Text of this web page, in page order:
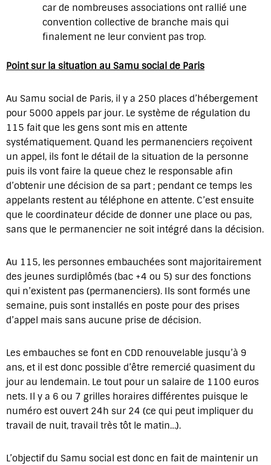
car de nombreuses associations ont rallié une
convention collective de branche mais qui
finalement ne leur convient pas trop.
Point sur la situation au Samu social de Paris
Au Samu social de Paris, il y a 250 places d’hébergement
pour 5000 appels par jour. Le système de régulation du
115 fait que les gens sont mis en attente
systématiquement. Quand les permanenciers reçoivent
un appel, ils font le détail de la situation de la personne
puis ils vont faire la queue chez le responsable afin
d’obtenir une décision de sa part ; pendant ce temps les
appelants restent au téléphone en attente. C’est ensuite
que le coordinateur décide de donner une place ou pas,
sans que le permanencier ne soit intégré dans la décision.
Au 115, les personnes embauchées sont majoritairement
des jeunes surdiplômés (bac +4 ou 5) sur des fonctions
qui n’existent pas (permanenciers). Ils sont formés une
semaine, puis sont installés en poste pour des prises
d’appel mais sans aucune prise de décision.
Les embauches se font en CDD renouvelable jusqu’à 9
ans, et il est donc possible d’être remercié quasiment du
jour au lendemain. Le tout pour un salaire de 1100 euros
nets. Il y a 6 ou 7 grilles horaires différentes puisque le
numéro est ouvert 24h sur 24 (ce qui peut impliquer du
travail de nuit, travail très tôt le matin…).
L’objectif du Samu social est donc en fait de maintenir un